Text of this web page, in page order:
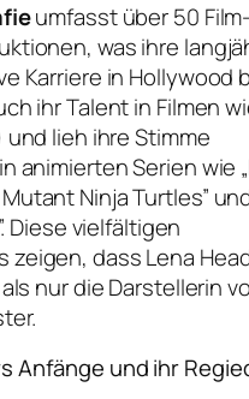
umfasst über 50
was ihre
Karriere in Hollywood
ihr Talent in Filmen
und lieh ihre Stimme
animierten Serien wie
Ninja Turtles”
Diese vielfältigen
zeigen, dass Lena
nur die Darstellerin
Anfänge und ihr